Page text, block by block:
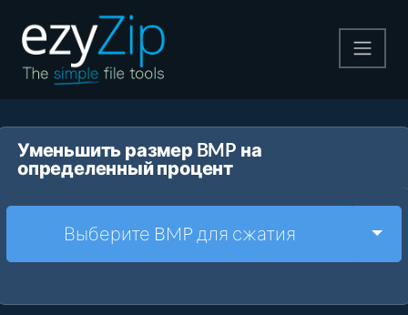
Pаспаковывайте
Другие инструменты
Уменьшить размер BMP на
определенный процент
Выберите BMP для сжатия